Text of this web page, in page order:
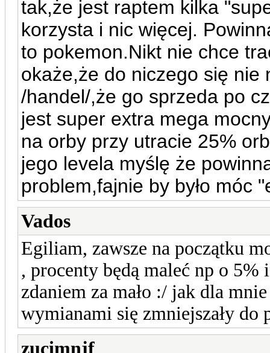
tak,że jest raptem kilka
korzysta i nic więcej.
to pokemon.Nikt nie chce
okaże,że do niczego się nie
/handel/,że go sprzeda po
jest super extra mega
na orby przy utracie 25%
jego levela myślę że
problem,fajnie by było móc
Vados
Egiliam, zawsze na początku
, procenty będą maleć np o
zdaniem za mało :/ jak dla
wymianami się zmniejszały do
zucimnjf